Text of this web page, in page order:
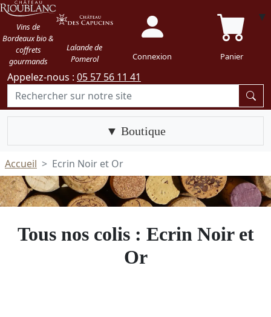
Vins de
Bordeaux bio &
coffrets
gourmands
Lalande de
Pomerol
Connexion Panier
Appelez-nous : 05 57 56 11 41
Boutique
Accueil Ecrin Noir et Or
Tous nos colis : Ecrin Noir et
Or